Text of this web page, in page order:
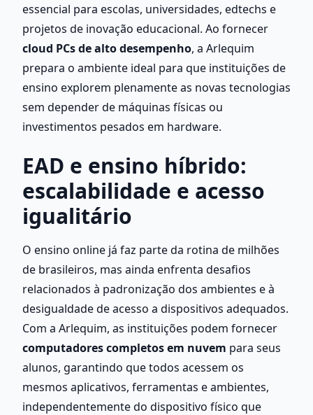
essencial para escolas, universidades, edtechs e
cloud PCs de alto desempenho, a Arlequim
prepara o ambiente ideal para que instituições de
ensino explorem plenamente as novas tecnologias
sem depender de máquinas físicas ou
investimentos pesados em hardware.
EAD e ensino híbrido:
escalabilidade e acesso
igualitário
O ensino online já faz parte da rotina de milhões
de brasileiros, mas ainda enfrenta desafios
relacionados à padronização dos ambientes e à
desigualdade de acesso a dispositivos adequados.
computadores completos em nuvem para seus
alunos, garantindo que todos acessem os
mesmos aplicativos, ferramentas e ambientes,
independentemente do dispositivo físico que